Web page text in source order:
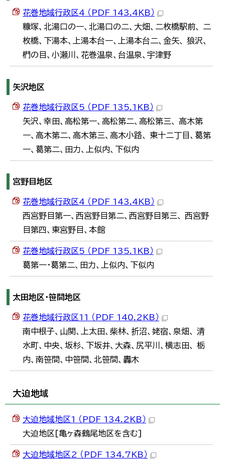
花巻地域行政区4 （PDF 143.4KB）
糠塚、北湯口の一、北湯口の二、大畑、二枚橋駅前、 二
枚橋、下湯本、上湯本台一、上湯本台二、金矢、 狼沢、
椚の目、小瀬川、花巻温泉、台温泉、宇津野
矢沢地区
花巻地域行政区5 （PDF 135.1KB）
矢沢、幸田、高松第一、高松第二、高松第三、 高木第
一、高木第二、高木第三、高木小路、 東十二丁目、葛第
一、葛第二、田力、上似内、下似内
宮野目地区
花巻地域行政区4 （PDF 143.4KB）
西宮野目第一、西宮野目第二、西宮野目第三、 西宮野
目第四、東宮野目、本館
花巻地域行政区5 （PDF 135.1KB）
葛第一・葛第二、田力、上似内、下似内
太田地区・笹間地区
花巻地域行政区11 （PDF 140.2KB）
南中根子、山関、上太田、柴林、折沼、姥宿、泉畑、 清
水町、中央、坂杉、下坂井、大森、尻平川、横志田、 栃
内、南笹間、中笹間、北笹間、轟木
大迫地域
大迫地域地区1 （PDF 134.2KB）
大迫地区[亀ヶ森鶴尾地区を含む]
大迫地域地区2 （PDF 134.7KB）